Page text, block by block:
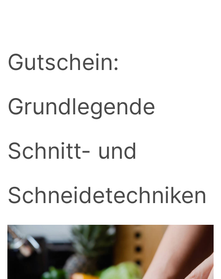
Gutschein:
Grundlegende
Schnitt- und
Schneidetechniken